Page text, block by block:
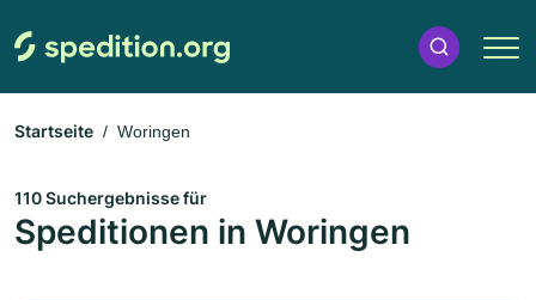
Startseite Woringen
110 Suchergebnisse für
Speditionen in Woringen